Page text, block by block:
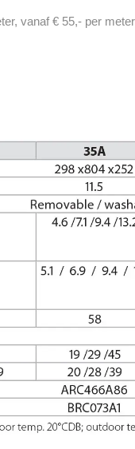
vanaf € 55,- per